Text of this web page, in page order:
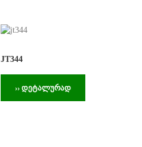
JT344
›› დეტალურად